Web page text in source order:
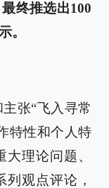
终推选出100
。
张“飞入寻常
特性和个人特
理论问题、
观点评论，